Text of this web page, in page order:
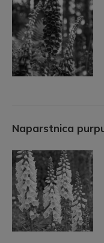
Naparstnica